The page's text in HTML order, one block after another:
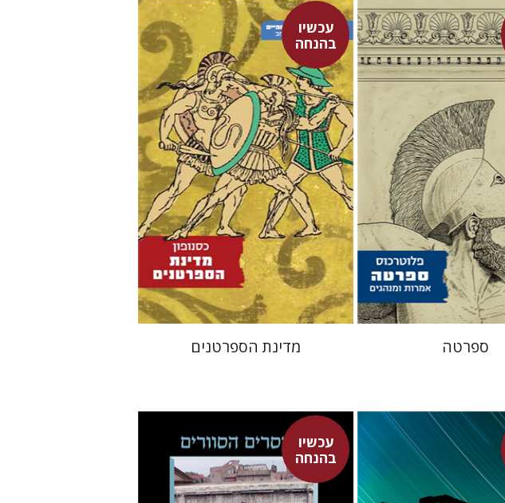
עכשיו בהנחה
$23
$17
ספרטה
עכשיו
בהנחה
כסנופון
דבורה גילולה
עכשיו בהנחה
$23
$17
מדינת הספרטנים
עכשיו
בהנחה
דוד גולן